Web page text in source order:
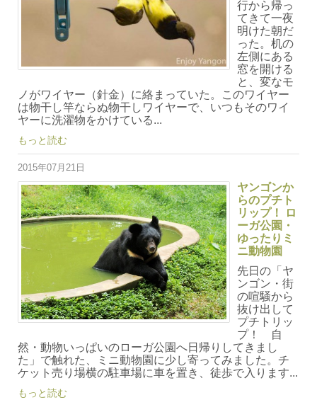
行から帰っ
てきて一夜
明けた朝だ
った。机の
左側にある
窓を開ける
と、変なモ
ノがワイヤー（針金）に絡まっていた。このワイヤー
は物干し竿ならぬ物干しワイヤーで、いつもそのワイ
ヤーに洗濯物をかけている...
もっと読む
2015年07月21日
ヤンゴンか
らのプチト
リップ！ ロ
ーガ公園・
ゆったりミ
ニ動物園
先日の「ヤ
ンゴン・街
の喧騒から
抜け出して
プチトリッ
プ！ 自
然・動物いっぱいのローガ公園へ日帰りしてきまし
た」で触れた、ミニ動物園に少し寄ってみました。チ
ケット売り場横の駐車場に車を置き、徒歩で入ります...
もっと読む